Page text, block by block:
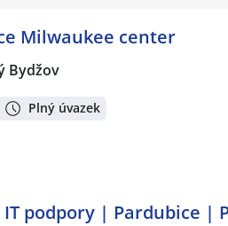
Milwaukee center
Bydžov
Plný úvazek
podpory | Pardubice |